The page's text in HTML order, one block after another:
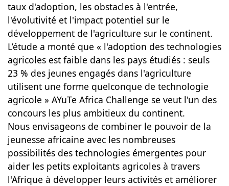
taux d'adoption, les obstacles à l'entrée,
l'évolutivité et l'impact potentiel sur le
développement de l'agriculture sur le continent.
L’étude a monté que « l'adoption des technologies
agricoles est faible dans les pays étudiés : seuls
23 % des jeunes engagés dans l'agriculture
utilisent une forme quelconque de technologie
agricole » AYuTe Africa Challenge se veut l'un des
concours les plus ambitieux du continent.
Nous envisageons de combiner le pouvoir de la
jeunesse africaine avec les nombreuses
possibilités des technologies émergentes pour
aider les petits exploitants agricoles à travers
l'Afrique à développer leurs activités et améliorer